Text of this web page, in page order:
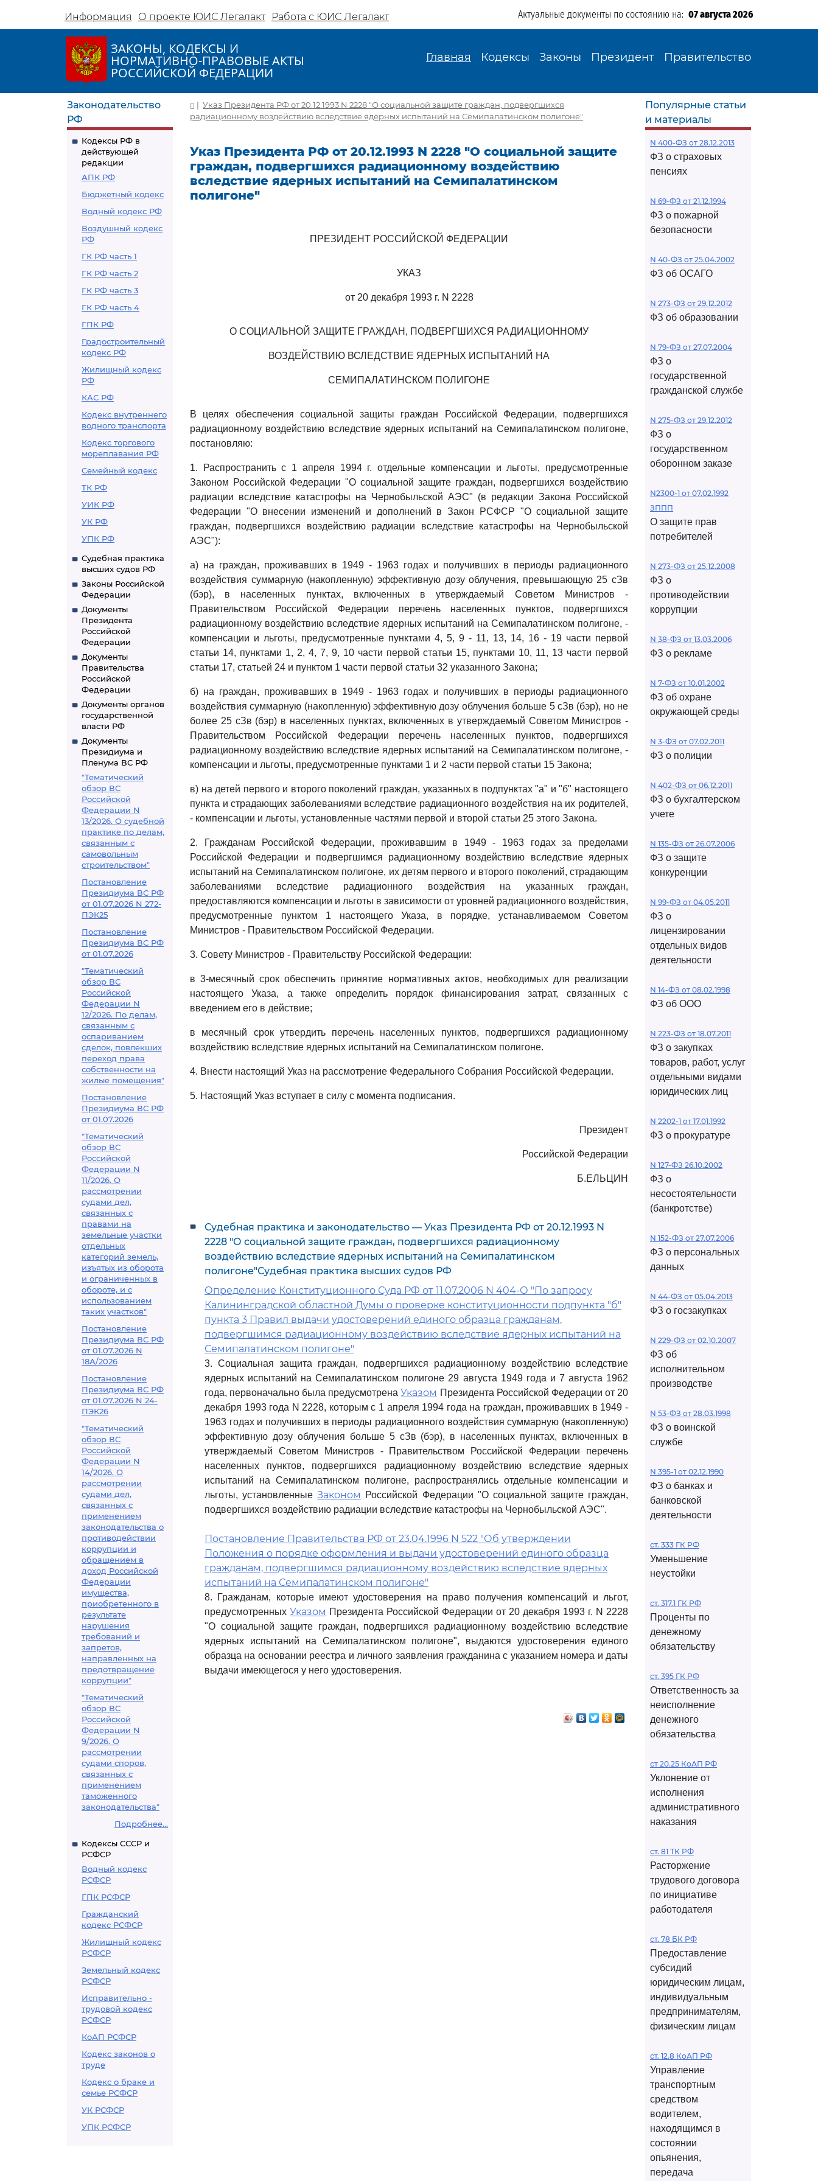
Информация О проекте ЮИС Легалакт Работа с ЮИС Легалакт Актуальные документы по состоянию на: 07 августа 2026
ЗАКОНЫ, КОДЕКСЫ И
НОРМАТИВНО-ПРАВОВЫЕ АКТЫ
РОССИЙСКОЙ ФЕДЕРАЦИИ
Главная Кодексы Законы Президент Правительство
Законодательство
РФ
Кодексы РФ в
действующей
редакции
АПК РФ
Бюджетный кодекс
Водный кодекс РФ
Воздушный кодекс
РФ
ГК РФ часть 1
ГК РФ часть 2
ГК РФ часть 3
ГК РФ часть 4
ГПК РФ
Градостроительный
кодекс РФ
Жилищный кодекс
РФ
КАС РФ
Кодекс внутреннего
водного транспорта
Кодекс торгового
мореплавания РФ
Семейный кодекс
ТК РФ
УИК РФ
УК РФ
УПК РФ
Судебная практика
высших судов РФ
Законы Российской
Федерации
Документы
Президента
Российской
Федерации
Документы
Правительства
Российской
Федерации
Документы органов
государственной
власти РФ
Документы
Президиума и
Пленума ВС РФ
"Тематический
обзор ВС
Российской
Федерации N
13/2026. О судебной
практике по делам,
связанным с
самовольным
строительством"
Постановление
Президиума ВС РФ
от 01.07.2026 N 272-
ПЭК25
Постановление
Президиума ВС РФ
от 01.07.2026
"Тематический
обзор ВС
Российской
Федерации N
12/2026. По делам,
связанным с
оспариванием
сделок, повлекших
переход права
собственности на
жилые помещения"
Постановление
Президиума ВС РФ
от 01.07.2026
"Тематический
обзор ВС
Российской
Федерации N
11/2026. О
рассмотрении
судами дел,
связанных с
правами на
земельные участки
отдельных
категорий земель,
изъятых из оборота
и ограниченных в
обороте, и с
использованием
таких участков"
Постановление
Президиума ВС РФ
от 01.07.2026 N
18А/2026
Постановление
Президиума ВС РФ
от 01.07.2026 N 24-
ПЭК26
"Тематический
обзор ВС
Российской
Федерации N
14/2026. О
рассмотрении
судами дел,
связанных с
применением
законодательства о
противодействии
коррупции и
обращением в
доход Российской
Федерации
имущества,
приобретенного в
результате
нарушения
требований и
запретов,
направленных на
предотвращение
коррупции"
"Тематический
обзор ВС
Российской
Федерации N
9/2026. О
рассмотрении
судами споров,
связанных с
применением
таможенного
законодательства"
Подробнее...
Кодексы СССР и
РСФСР
Водный кодекс
РСФСР
ГПК РСФСР
Гражданский
кодекс РСФСР
Жилищный кодекс
РСФСР
Земельный кодекс
РСФСР
Исправительно -
трудовой кодекс
РСФСР
КоАП РСФСР
Кодекс законов о
труде
Кодекс о браке и
семье РСФСР
УК РСФСР
УПК РСФСР
| Указ Президента РФ от 20.12.1993 N 2228 "О социальной защите граждан, подвергшихся
радиационному воздействию вследствие ядерных испытаний на Семипалатинском полигоне"
Указ Президента РФ от 20.12.1993 N 2228 "О социальной защите
граждан, подвергшихся радиационному воздействию
вследствие ядерных испытаний на Семипалатинском
полигоне"
ПРЕЗИДЕНТ РОССИЙСКОЙ ФЕДЕРАЦИИ
УКАЗ
от 20 декабря 1993 г. N 2228
О СОЦИАЛЬНОЙ ЗАЩИТЕ ГРАЖДАН, ПОДВЕРГШИХСЯ РАДИАЦИОННОМУ
ВОЗДЕЙСТВИЮ ВСЛЕДСТВИЕ ЯДЕРНЫХ ИСПЫТАНИЙ НА
СЕМИПАЛАТИНСКОМ ПОЛИГОНЕ
В целях обеспечения социальной защиты граждан Российской Федерации, подвергшихся
радиационному воздействию вследствие ядерных испытаний на Семипалатинском полигоне,
постановляю:
1. Распространить с 1 апреля 1994 г. отдельные компенсации и льготы, предусмотренные
Законом Российской Федерации "О социальной защите граждан, подвергшихся воздействию
радиации вследствие катастрофы на Чернобыльской АЭС" (в редакции Закона Российской
Федерации "О внесении изменений и дополнений в Закон РСФСР "О социальной защите
граждан, подвергшихся воздействию радиации вследствие катастрофы на Чернобыльской
АЭС"):
а) на граждан, проживавших в 1949 - 1963 годах и получивших в периоды радиационного
воздействия суммарную (накопленную) эффективную дозу облучения, превышающую 25 сЗв
(бэр), в населенных пунктах, включенных в утверждаемый Советом Министров -
Правительством Российской Федерации перечень населенных пунктов, подвергшихся
радиационному воздействию вследствие ядерных испытаний на Семипалатинском полигоне, -
компенсации и льготы, предусмотренные пунктами 4, 5, 9 - 11, 13, 14, 16 - 19 части первой
статьи 14, пунктами 1, 2, 4, 7, 9, 10 части первой статьи 15, пунктами 10, 11, 13 части первой
статьи 17, статьей 24 и пунктом 1 части первой статьи 32 указанного Закона;
б) на граждан, проживавших в 1949 - 1963 годах и получивших в периоды радиационного
воздействия суммарную (накопленную) эффективную дозу облучения больше 5 сЗв (бэр), но не
более 25 сЗв (бэр) в населенных пунктах, включенных в утверждаемый Советом Министров -
Правительством Российской Федерации перечень населенных пунктов, подвергшихся
радиационному воздействию вследствие ядерных испытаний на Семипалатинском полигоне, -
компенсации и льготы, предусмотренные пунктами 1 и 2 части первой статьи 15 Закона;
в) на детей первого и второго поколений граждан, указанных в подпунктах "а" и "б" настоящего
пункта и страдающих заболеваниями вследствие радиационного воздействия на их родителей,
- компенсации и льготы, установленные частями первой и второй статьи 25 этого Закона.
2. Гражданам Российской Федерации, проживавшим в 1949 - 1963 годах за пределами
Российской Федерации и подвергшимся радиационному воздействию вследствие ядерных
испытаний на Семипалатинском полигоне, их детям первого и второго поколений, страдающим
заболеваниями вследствие радиационного воздействия на указанных граждан,
предоставляются компенсации и льготы в зависимости от уровней радиационного воздействия,
предусмотренные пунктом 1 настоящего Указа, в порядке, устанавливаемом Советом
Министров - Правительством Российской Федерации.
3. Совету Министров - Правительству Российской Федерации:
в 3-месячный срок обеспечить принятие нормативных актов, необходимых для реализации
настоящего Указа, а также определить порядок финансирования затрат, связанных с
введением его в действие;
в месячный срок утвердить перечень населенных пунктов, подвергшихся радиационному
воздействию вследствие ядерных испытаний на Семипалатинском полигоне.
4. Внести настоящий Указ на рассмотрение Федерального Собрания Российской Федерации.
5. Настоящий Указ вступает в силу с момента подписания.
Президент
Российской Федерации
Б.ЕЛЬЦИН
Судебная практика и законодательство — Указ Президента РФ от 20.12.1993 N
2228 "О социальной защите граждан, подвергшихся радиационному
воздействию вследствие ядерных испытаний на Семипалатинском
полигоне"Судебная практика высших судов РФ
Определение Конституционного Суда РФ от 11.07.2006 N 404-О "По запросу
Калининградской областной Думы о проверке конституционности подпункта "б"
пункта 3 Правил выдачи удостоверений единого образца гражданам,
подвергшимся радиационному воздействию вследствие ядерных испытаний на
Семипалатинском полигоне"
3. Социальная защита граждан, подвергшихся радиационному воздействию вследствие
ядерных испытаний на Семипалатинском полигоне 29 августа 1949 года и 7 августа 1962
года, первоначально была предусмотренаУказом Президента Российской Федерации от 20
декабря 1993 года N 2228, которым с 1 апреля 1994 года на граждан, проживавших в 1949 -
1963 годах и получивших в периоды радиационного воздействия суммарную (накопленную)
эффективную дозу облучения больше 5 сЗв (бэр), в населенных пунктах, включенных в
утверждаемый Советом Министров - Правительством Российской Федерации перечень
населенных пунктов, подвергшихся радиационному воздействию вследствие ядерных
испытаний на Семипалатинском полигоне, распространялись отдельные компенсации и
льготы, установленныеЗаконом
Российской Федерации "О социальной защите граждан,
подвергшихся воздействию радиации вследствие катастрофы на Чернобыльской АЭС".
Постановление Правительства РФ от 23.04.1996 N 522 "Об утверждении
Положения о порядке оформления и выдачи удостоверений единого образца
гражданам, подвергшимся радиационному воздействию вследствие ядерных
испытаний на Семипалатинском полигоне"
8. Гражданам, которые имеют удостоверения на право получения компенсаций и льгот,
предусмотренных Указом Президента Российской Федерации от 20 декабря 1993 г. N 2228
"О социальной защите граждан, подвергшихся радиационному воздействию вследствие
ядерных испытаний на Семипалатинском полигоне", выдаются удостоверения единого
образца на основании реестра и личного заявления гражданина с указанием номера и даты
выдачи имеющегося у него удостоверения.
Популярные статьи
и материалы
N 400-ФЗ от 28.12.2013
ФЗ о страховых
пенсиях
N 69-ФЗ от 21.12.1994
ФЗ о пожарной
безопасности
N 40-ФЗ от 25.04.2002
ФЗ об ОСАГО
N 273-ФЗ от 29.12.2012
ФЗ об образовании
N 79-ФЗ от 27.07.2004
ФЗ о
государственной
гражданской службе
N 275-ФЗ от 29.12.2012
ФЗ о
государственном
оборонном заказе
N2300-1 от 07.02.1992
ЗППП
О защите прав
потребителей
N 273-ФЗ от 25.12.2008
ФЗ о
противодействии
коррупции
N 38-ФЗ от 13.03.2006
ФЗ о рекламе
N 7-ФЗ от 10.01.2002
ФЗ об охране
окружающей среды
N 3-ФЗ от 07.02.2011
ФЗ о полиции
N 402-ФЗ от 06.12.2011
ФЗ о бухгалтерском
учете
N 135-ФЗ от 26.07.2006
ФЗ о защите
конкуренции
N 99-ФЗ от 04.05.2011
ФЗ о
лицензировании
отдельных видов
деятельности
N 14-ФЗ от 08.02.1998
ФЗ об ООО
N 223-ФЗ от 18.07.2011
ФЗ о закупках
товаров, работ, услуг
отдельными видами
юридических лиц
N 2202-1 от 17.01.1992
ФЗ о прокуратуре
N 127-ФЗ 26.10.2002
ФЗ о
несостоятельности
(банкротстве)
N 152-ФЗ от 27.07.2006
ФЗ о персональных
данных
N 44-ФЗ от 05.04.2013
ФЗ о госзакупках
N 229-ФЗ от 02.10.2007
ФЗ об
исполнительном
производстве
N 53-ФЗ от 28.03.1998
ФЗ о воинской
службе
N 395-1 от 02.12.1990
ФЗ о банках и
банковской
деятельности
ст. 333 ГК РФ
Уменьшение
неустойки
ст. 317.1 ГК РФ
Проценты по
денежному
обязательству
ст. 395 ГК РФ
Ответственность за
неисполнение
денежного
обязательства
ст 20.25 КоАП РФ
Уклонение от
исполнения
административного
наказания
ст. 81 ТК РФ
Расторжение
трудового договора
по инициативе
работодателя
ст. 78 БК РФ
Предоставление
субсидий
юридическим лицам,
индивидуальным
предпринимателям,
физическим лицам
ст. 12.8 КоАП РФ
Управление
транспортным
средством
водителем,
находящимся в
состоянии
опьянения,
передача